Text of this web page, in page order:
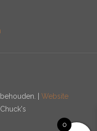
| Website
0